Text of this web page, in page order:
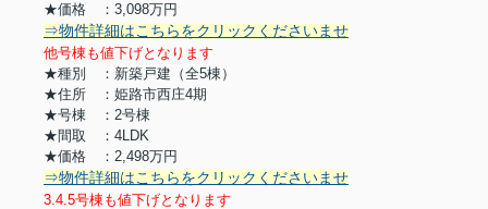
★価格 ：3,098万円
⇒物件詳細はこちらをクリックくださいませ
他号棟も値下げとなります
★種別 ：新築戸建（全5棟）
★住所 ：姫路市西庄4期
★号棟 ：2号棟
★間取 ：4LDK
★価格 ：2,498万円
⇒物件詳細はこちらをクリックくださいませ
3.4.5号棟も値下げとなります